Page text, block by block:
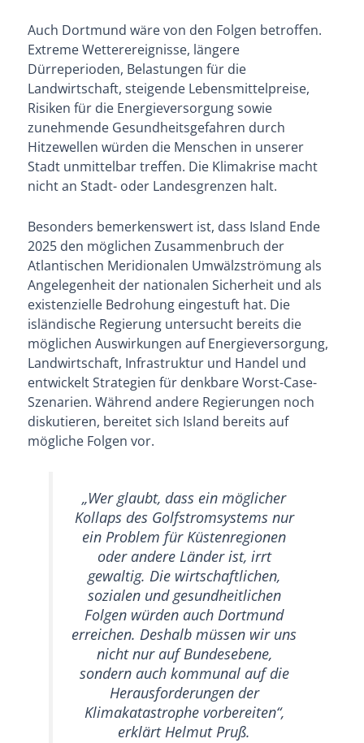
Auch Dortmund wäre von den Folgen betroffen.
Extreme Wetterereignisse, längere
Dürreperioden, Belastungen für die
Landwirtschaft, steigende Lebensmittelpreise,
Risiken für die Energieversorgung sowie
zunehmende Gesundheitsgefahren durch
Hitzewellen würden die Menschen in unserer
Stadt unmittelbar treffen. Die Klimakrise macht
nicht an Stadt- oder Landesgrenzen halt.
Besonders bemerkenswert ist, dass Island Ende
2025 den möglichen Zusammenbruch der
Atlantischen Meridionalen Umwälzströmung als
Angelegenheit der nationalen Sicherheit und als
existenzielle Bedrohung eingestuft hat. Die
isländische Regierung untersucht bereits die
möglichen Auswirkungen auf Energieversorgung,
Landwirtschaft, Infrastruktur und Handel und
entwickelt Strategien für denkbare Worst-Case-
Szenarien. Während andere Regierungen noch
diskutieren, bereitet sich Island bereits auf
mögliche Folgen vor.
„Wer glaubt, dass ein möglicher
Kollaps des Golfstromsystems nur
ein Problem für Küstenregionen
oder andere Länder ist, irrt
gewaltig. Die wirtschaftlichen,
sozialen und gesundheitlichen
Folgen würden auch Dortmund
erreichen. Deshalb müssen wir uns
nicht nur auf Bundesebene,
sondern auch kommunal auf die
Herausforderungen der
Klimakatastrophe vorbereiten“,
erklärt Helmut Pruß.